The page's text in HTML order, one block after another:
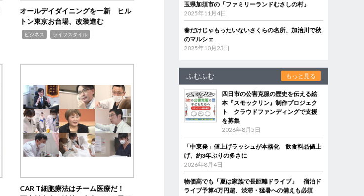
オールデイダイニングを一新 ヒル
トン東京お台場、改装進む
ビジネス ライフスタイル
CAR T細胞療法はチーム医療だ！
玉県加須市の「ファミリーランドむさしの村」
2025年11月4日
春だけじゃもったいないさくらの名所、加治川で秋
のマルシェ
2025年10月23日
ふむふむ もっと見る
四日市の公害克服の歴史を伝える絵
本『スモックリン』制作プロジェク
ト クラウドファンディングで支援
を募集
2026年8月5日
「中東発」値上げラッシュが本格化 飲食料品値上
げ、約3年ぶりの多さに
2026年8月4日
物価高でも「夏は家族で長距離ドライブ」 宿泊ド
ライブ予算4万円超、渋滞・猛暑への備えも必須